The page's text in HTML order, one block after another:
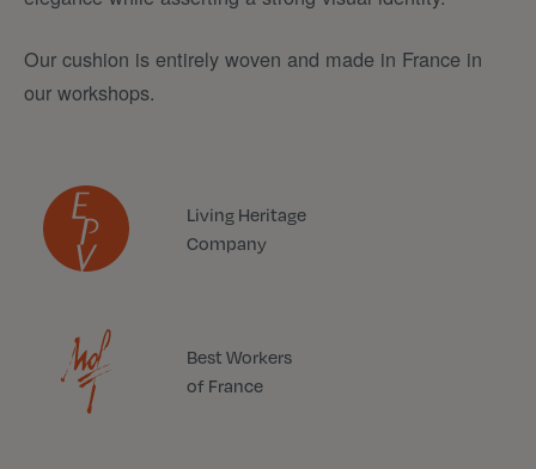
Our cushion is entirely woven and made in France in
our workshops.
Living Heritage
Company
Best Workers
of France